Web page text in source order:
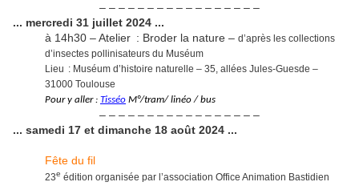
– – – – – – – – – – – – – – – – –
... mercredi 31 juillet 2024 ...
à 14h30 – Atelier : Broder la nature – d’après les collections
d’insectes pollinisateurs du Muséum
Lieu : Muséum d’histoire naturelle – 35, allées Jules-Guesde –
31000 Toulouse
Pour y aller : Tisséo M°/tram/ linéo / bus
– – – – – – – – – – – – – – – – –
... samedi 17 et dimanche 18 août 2024 ...
Fête du fil
23e édition organisée par l’association Office Animation Bastidien